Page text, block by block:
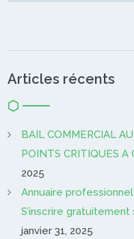
Articles récents
BAIL COMMERCIAL
POINTS CRITIQUES A
2025
Annuaire
S’inscrire
janvier 31, 2025